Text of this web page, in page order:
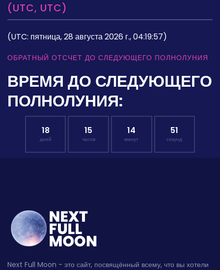
(UTC, UTC)
(UTC: пятница, 28 августа 2026 г., 04:19:57)
ОБРАТНЫЙ ОТСЧЕТ ДО СЛЕДУЮЩЕГО ПОЛНОЛУНИЯ
ВРЕМЯ ДО СЛЕДУЮЩЕГО
ПОЛНОЛУНИЯ:
18
дней
15
часов
14
минут
51
секунд
Next Full Moon - это сайт, посвящённый всему, что вы хотели